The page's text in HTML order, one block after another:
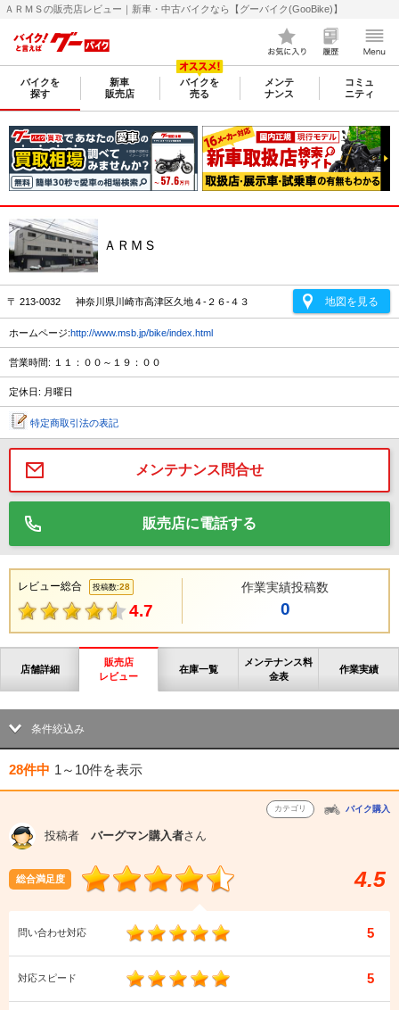
ＡＲＭＳの販売店レビュー｜新車・中古バイクなら【グーバイク(GooBike)】
バイクを
探す
新車
販売店
バイクを
売る
メンテ
ナンス
コミュ
ニティ
ＡＲＭＳ
〒 213-0032 神奈川県川崎市高津区久地４-２６-４３ 地図を見る
ホームページ:http://www.msb.jp/bike/index.html
営業時間: １１：００～１９：００
定休日: 月曜日
特定商取引法の表記
メンテナンス問合せ
販売店に電話する
レビュー総合 投稿数:28
4.7
作業実績投稿数
0
店舗詳細
販売店
レビュー
在庫一覧
メンテナンス料
金表
作業実績
条件絞込み
28件中 1～10件を表示
カテゴリ バイク購入
投稿者 バーグマン購入者さん
総合満足度 4.5
問い合わせ対応 5
対応スピード 5